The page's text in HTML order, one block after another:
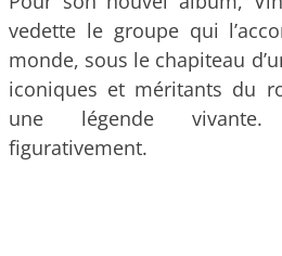
vedette le groupe qui
monde, sous le chapiteau
iconiques et méritants du
une légende
figurativement.